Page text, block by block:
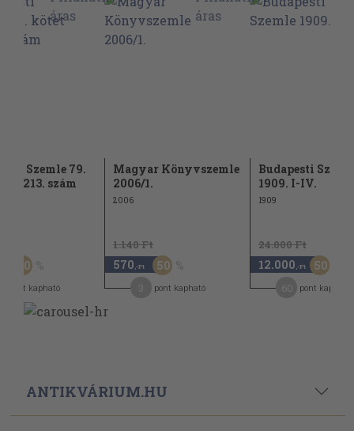
Szemle 79.
213. szám
50
pont kapható
Magyar Könyvszemle
2006/1.
2006
1.140 Ft
570 ,-Ft 50
pont kapható
Budapesti
1909. I-IV.
1909
24.000 Ft
12.000 ,-Ft 50
pont kapható
ANTIKVÁRIUM.HU